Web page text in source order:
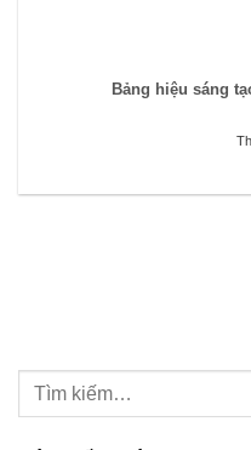
Bảng hiệu sáng